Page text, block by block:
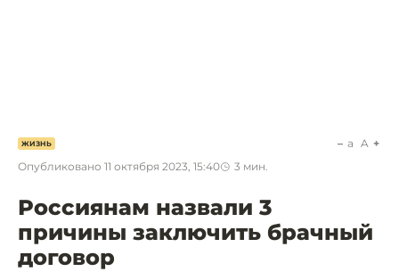
ЖИЗНЬ
Опубликовано 11 октября 2023, 15:40 3 мин.
a A
Россиянам назвали 3
причины заключить брачный
договор